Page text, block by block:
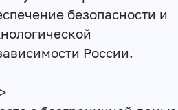
безопасности и
России.